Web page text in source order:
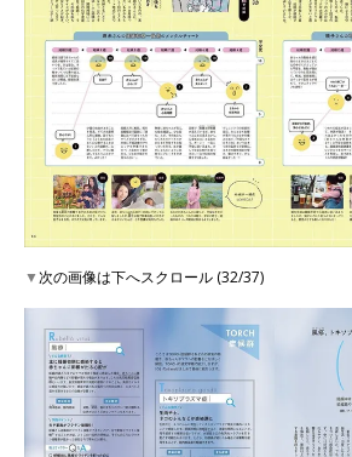
▼次の画像は下へスクロール (32/37)